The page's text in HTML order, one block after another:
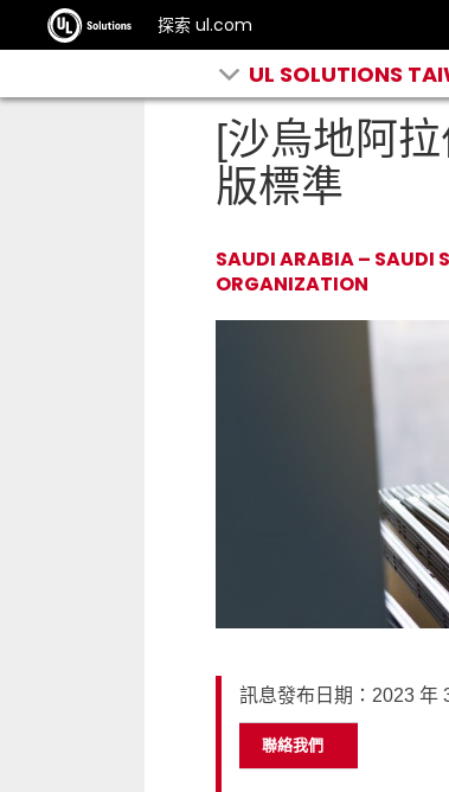
探索 ul.com
UL SOLUTIONS
[沙烏地阿
版標準
SAUDI ARABIA – SAUDI
ORGANIZATION
訊息發布日期：2023 年
聯絡我們